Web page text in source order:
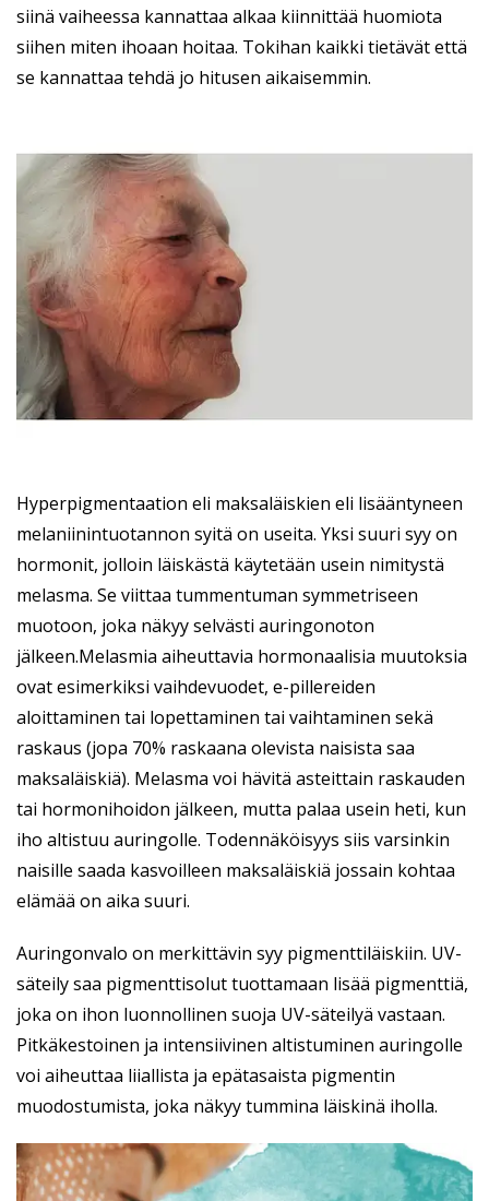
siinä vaiheessa kannattaa alkaa kiinnittää huomiota
siihen miten ihoaan hoitaa. Tokihan kaikki tietävät että
se kannattaa tehdä jo hitusen aikaisemmin.
Hyperpigmentaation eli maksaläiskien eli lisääntyneen
melaniinintuotannon syitä on useita. Yksi suuri syy on
hormonit, jolloin läiskästä käytetään usein nimitystä
melasma. Se viittaa tummentuman symmetriseen
muotoon, joka näkyy selvästi auringonoton
jälkeen.Melasmia aiheuttavia hormonaalisia muutoksia
ovat esimerkiksi vaihdevuodet, e-pillereiden
aloittaminen tai lopettaminen tai vaihtaminen sekä
raskaus (jopa 70% raskaana olevista naisista saa
maksaläiskiä). Melasma voi hävitä asteittain raskauden
tai hormonihoidon jälkeen, mutta palaa usein heti, kun
iho altistuu auringolle. Todennäköisyys siis varsinkin
naisille saada kasvoilleen maksaläiskiä jossain kohtaa
elämää on aika suuri.
Auringonvalo on merkittävin syy pigmenttiläiskiin. UV-
säteily saa pigmenttisolut tuottamaan lisää pigmenttiä,
joka on ihon luonnollinen suoja UV-säteilyä vastaan.
Pitkäkestoinen ja intensiivinen altistuminen auringolle
voi aiheuttaa liiallista ja epätasaista pigmentin
muodostumista, joka näkyy tummina läiskinä iholla.